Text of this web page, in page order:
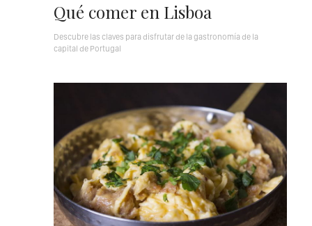
Qué comer en Lisboa
Descubre las claves para disfrutar de la gastronomía de la
capital de Portugal